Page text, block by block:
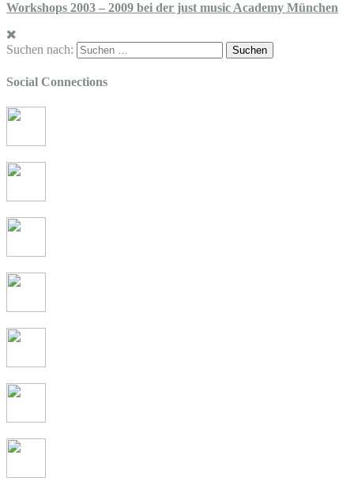
Workshops 2003 – 2009 bei der just music Academy München
Suchen nach:
Social Connections